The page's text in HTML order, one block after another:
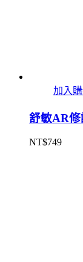
加入
舒敏AR修
NT$749